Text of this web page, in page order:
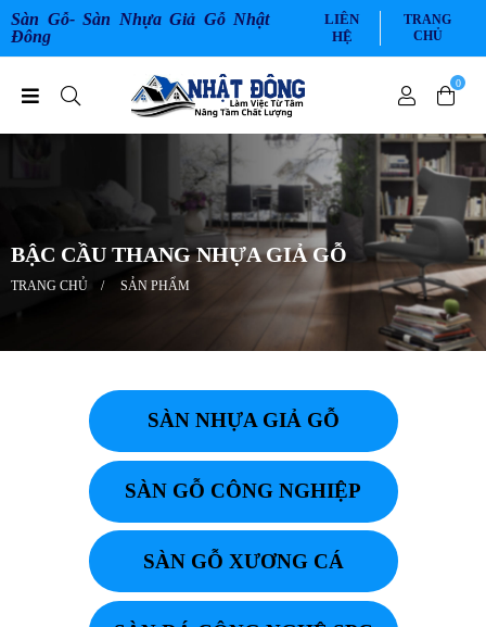
Sàn Gỗ- Sàn Nhựa Giả Gỗ Nhật
Đông
LIÊN
HỆ
TRANG
CHỦ
0
BẬC CẦU THANG NHỰA GIẢ GỖ
TRANG CHỦ SẢN PHẨM
SÀN NHỰA GIẢ GỖ
SÀN GỖ CÔNG NGHIỆP
SÀN GỖ XƯƠNG CÁ